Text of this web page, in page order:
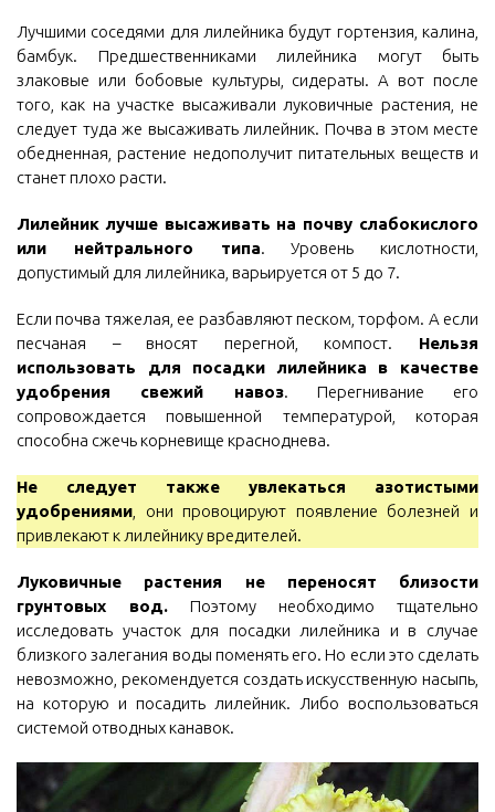
Лучшими соседями для лилейника будут гортензия, калина,
бамбук. Предшественниками лилейника могут быть
злаковые или бобовые культуры, сидераты. А вот после
того, как на участке высаживали луковичные растения, не
следует туда же высаживать лилейник. Почва в этом месте
обедненная, растение недополучит питательных веществ и
станет плохо расти.
Лилейник лучше высаживать на почву слабокислого
или нейтрального типа. Уровень кислотности,
допустимый для лилейника, варьируется от 5 до 7.
Если почва тяжелая, ее разбавляют песком, торфом. А если
песчаная – вносят перегной, компост. Нельзя
использовать для посадки лилейника в качестве
удобрения свежий навоз. Перегнивание его
сопровождается повышенной температурой, которая
способна сжечь корневище красноднева.
Не следует также увлекаться азотистыми
удобрениями , они провоцируют появление болезней и
привлекают к лилейнику вредителей.
Луковичные растения не переносят близости
грунтовых вод. Поэтому необходимо тщательно
исследовать участок для посадки лилейника и в случае
близкого залегания воды поменять его. Но если это сделать
невозможно, рекомендуется создать искусственную насыпь,
на которую и посадить лилейник. Либо воспользоваться
системой отводных канавок.